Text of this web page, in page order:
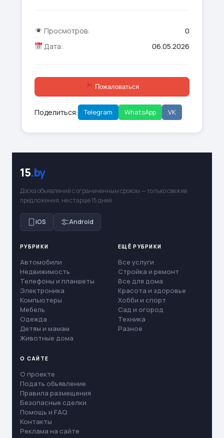
Просмотров:
0
Дата:
06.05.2026
Пожаловаться
Поделиться: Telegram WhatsApp VK
15.by
Доска объявлений с ограниченным сроком — только свежие
предложения, не старше 15 дней.
iOS Android
РУБРИКИ
Автомобили
Недвижимость
Телефоны и планшеты
Электроника
Компьютеры
Мебель
Одежда
Детям и мамам
Животные дома
ЕЩЁ РУБРИКИ
Все услуги
Стройка и ремонт
Все для дома
Красота и здоровье
Хобби и спорт
Сад и огород
Техника
Разное
О САЙТЕ
О проекте
Подать объявление
Правила размещения
Безопасные сделки
Помощь и FAQ
Контакты
Реклама на сайте